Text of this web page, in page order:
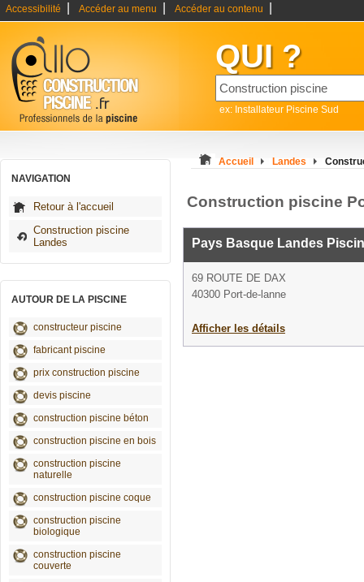
Accessibilité Accéder au menu Accéder au contenu
QUI ?
ex: Installateur Piscine Sud
NAVIGATION
Retour à l'accueil
Construction piscine
Landes
AUTOUR DE LA PISCINE
constructeur piscine
fabricant piscine
prix construction piscine
devis piscine
construction piscine béton
construction piscine en bois
construction piscine
naturelle
construction piscine coque
construction piscine
biologique
construction piscine
couverte
Accueil Landes
Construction piscine
Pays Basque Landes
69 ROUTE DE DAX
40300 Port-de-lanne
Afficher les détails